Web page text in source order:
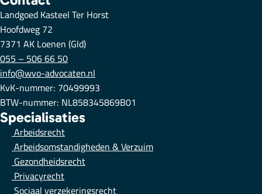
Landgoed Kasteel Ter Horst
Hoofdweg 72
7371 AK Loenen (Gld)
055 – 506 66 50
info@wvo-advocaten.nl
KvK-nummer: 70499993
BTW-nummer: NL858345869B01
Specialisaties
Arbeidsrecht
Arbeidsomstandigheden & Verzuim
Gezondheidsrecht
Privacyrecht